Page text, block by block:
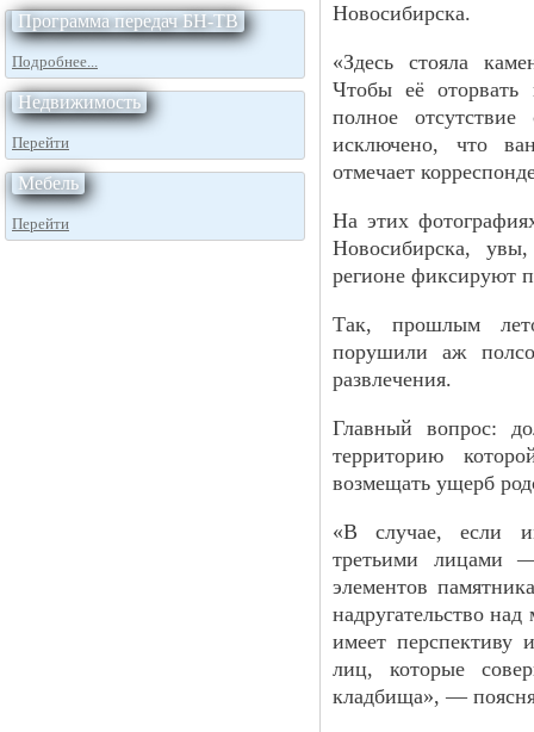
Программа передач БН-ТВ
Подробнее...
Недвижимость
Перейти
Мебель
Перейти
Новосибирска.
«Здесь стояла
Чтобы её
полное
исключено, что
отмечает
На этих
Новосибирска,
регионе фиксируют
Так, прошлым
порушили аж
развлечения.
Главный вопрос:
территорию
возмещать ущерб
«В случае, если
третьими лицами
элементов
надругательство
имеет
лиц, которые
кладбища», —